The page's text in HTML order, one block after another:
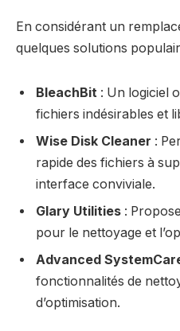
En considérant un
quelques solutions
BleachBit : Un logiciel
fichiers indésirables et
Wise Disk Cleaner :
rapide des fichiers à
interface conviviale.
Glary Utilities :
pour le nettoyage et
Advanced
fonctionnalités de
d’optimisation.